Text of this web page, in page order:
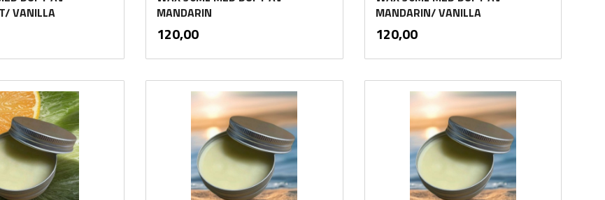
VANILLA
Kjøp
MANDARIN
Pris
120,00mva.
Kjøp
MANDARIN/ VANILLA
Pris
120,00mva.
Kjøp